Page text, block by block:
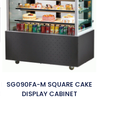
SG090FA-M SQUARE CAKE
DISPLAY CABINET